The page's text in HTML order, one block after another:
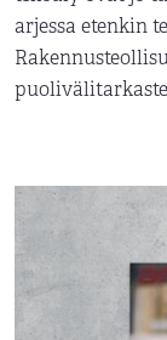
arjessa etenkin